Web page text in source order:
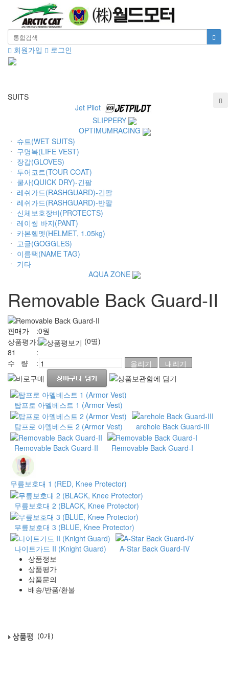
회원가입
로그인
SUITS
Jet Pilot
SLIPPERY
OPTIMUMRACING
ㆍ 슈트(WET SUITS)
ㆍ 구명복(LIFE VEST)
ㆍ 장갑(GLOVES)
ㆍ 투어코트(TOUR COAT)
ㆍ 쿨사(QUICK DRY)-긴팔
ㆍ 레쉬가드(RASHGUARD)-긴팔
ㆍ 레쉬가드(RASHGUARD)-반팔
ㆍ 신체보호장비(PROTECTS)
ㆍ 레이씽 바지(PANT)
ㆍ 카본헬멧(HELMET, 1.05kg)
ㆍ 고글(GOGGLES)
ㆍ 이름택(NAME TAG)
ㆍ 기타
AQUA ZONE
Removable Back Guard-II
판매가 :0원
상품평가:
(0명)
81
:
수 량
:
탑프로 아멜베스트 1 (Armor Vest)
탑프로 아멜베스트 2 (Armor Vest) arehole Back Guard-III
Removable Back Guard-II Removable Back Guard-I
무릎보호대 1 (RED, Knee Protector)
무릎보호대 2 (BLACK, Knee Protector)
무릎보호대 3 (BLUE, Knee Protector)
나이트가드 II (Knight Guard)
A-Star Back Guard-IV
상품정보
상품평가
상품문의
배송/반품/환불
(0개)